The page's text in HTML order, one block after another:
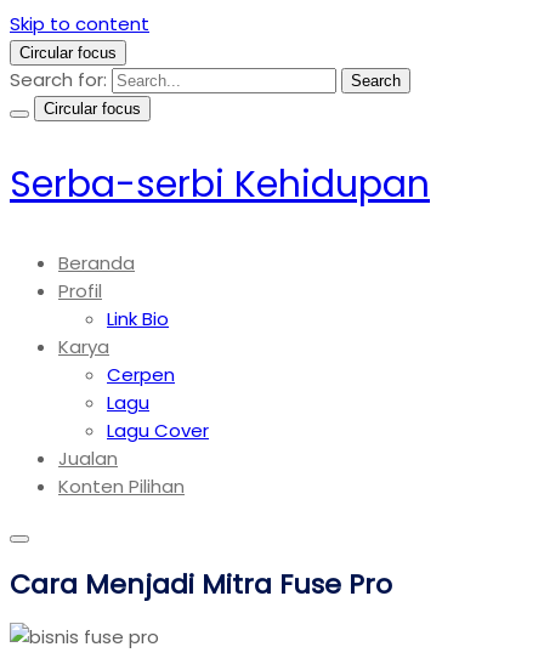
Skip to content
Circular focus
Search for:
Search
Circular focus
Serba-serbi Kehidupan
Beranda
Profil
Link Bio
Karya
Cerpen
Lagu
Lagu Cover
Jualan
Konten Pilihan
Cara Menjadi Mitra Fuse Pro